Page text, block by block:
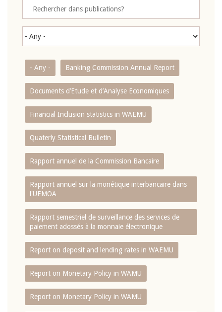
- Any - Banking Commission Annual Report
Documents d’Etude et d’Analyse Economiques
Financial Inclusion statistics in WAEMU
Quaterly Statistical Bulletin
Rapport annuel de la Commission Bancaire
Rapport annuel sur la monétique interbancaire dans
l'UEMOA
Rapport semestriel de surveillance des services de
paiement adossés à la monnaie électronique
Report on deposit and lending rates in WAEMU
Report on Monetary Policy in WAMU
Report on Monetary Policy in WAMU